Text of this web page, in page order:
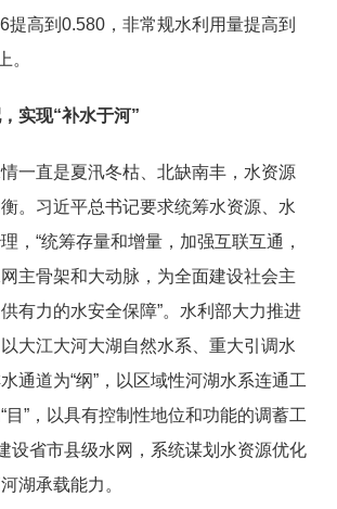
提高到0.580，非常规水利用量提高到
。
实现“补水于河”
一直是夏汛冬枯、北缺南丰，水资源
。习近平总书记要求统筹水资源、水
，“统筹存量和增量，加强互联互通，
主骨架和大动脉，为全面建设社会主
有力的水安全保障”。水利部大力推进
大江大河大湖自然水系、重大引调水
通道为“纲”，以区域性河湖水系连通工
目”，以具有控制性地位和功能的调蓄工
设省市县级水网，系统谋划水资源优化
湖承载能力。